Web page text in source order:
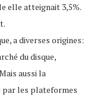
elle atteignait 3,5%.
a diverses origines:
du disque,
aussi la
par les plateformes